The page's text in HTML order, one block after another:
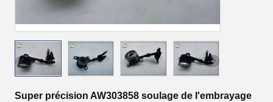
Super précision AW303858 soulage de l'embrayage